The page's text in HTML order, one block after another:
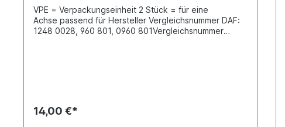
VPE = Verpackungseinheit 2 Stück = für eine
Achse passend für Hersteller Vergleichsnummer DAF:
1248 0028, 960 801, 0960 801Vergleichsnummer
14,00 €*